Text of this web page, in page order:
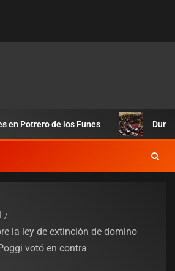
de los Funes Duro revés
la ley de extinción de domino
votó en contra